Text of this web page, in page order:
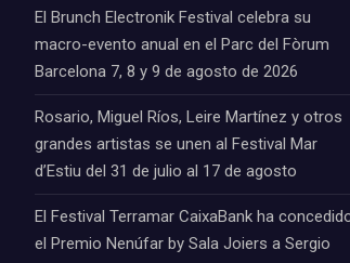
El Brunch Electronik Festival celebra su
macro-evento anual en el Parc del Fòrum
Barcelona 7, 8 y 9 de agosto de 2026
Rosario, Miguel Ríos, Leire Martínez y otros
grandes artistas se unen al Festival Mar
d’Estiu del 31 de julio al 17 de agosto
El Festival Terramar CaixaBank ha
el Premio Nenúfar by Sala Joiers a Sergio